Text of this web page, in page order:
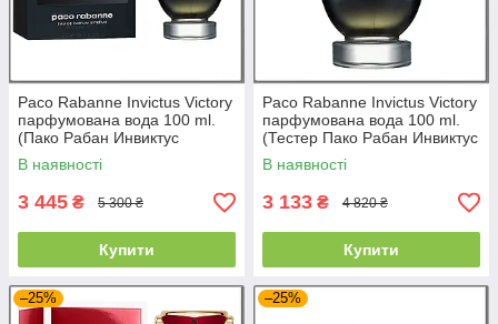
Paco Rabanne Invictus Victory
парфумована вода 100 ml.
(Пако Рабан Инвиктус
Вікторі)
В наявності
3 445 ₴ 5 300 ₴
Купити
Paco Rabanne Invictus Victory
парфумована вода 100 ml.
(Тестер Пако Рабан Инвиктус
Вікторі)
В наявності
3 133 ₴ 4 820 ₴
Купити
–25% –25%